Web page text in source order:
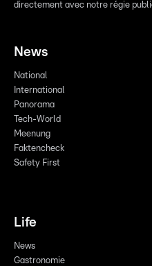
directement avec notre régie
News
National
International
Panorama
Tech-World
Meenung
Faktencheck
Safety First
Life
News
Gastronomie